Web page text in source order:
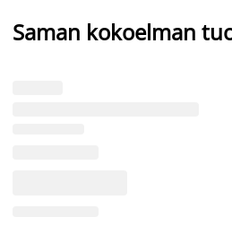
Saman kokoelman